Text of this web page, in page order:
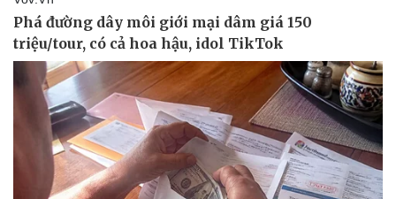
Tỷ giá
Chứng khoán
Giá cà phê